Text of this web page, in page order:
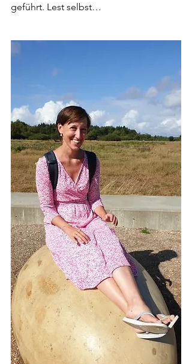
geführt. Lest selbst…